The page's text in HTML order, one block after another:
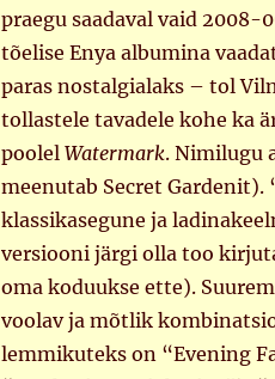
praegu saadaval vaid 2008-
tõelise Enya albumina
paras nostalgialaks – tol
tollastele tavadele kohe ka
poolel Watermark. Nimilugu
meenutab Secret Gardenit).
klassikasegune ja
versiooni järgi olla too
oma koduukse ette).
voolav ja mõtlik
lemmikuteks on “Evening